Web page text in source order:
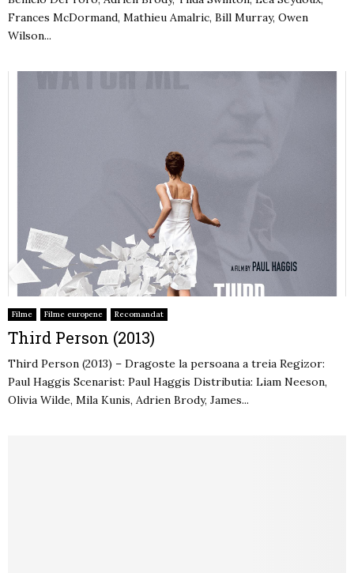
Frances McDormand, Mathieu Amalric, Bill Murray, Owen
Wilson...
Filme Filme europene Recomandat
Third Person (2013)
Third Person (2013) – Dragoste la persoana a treia Regizor:
Paul Haggis Scenarist: Paul Haggis Distributia: Liam Neeson,
Olivia Wilde, Mila Kunis, Adrien Brody, James...